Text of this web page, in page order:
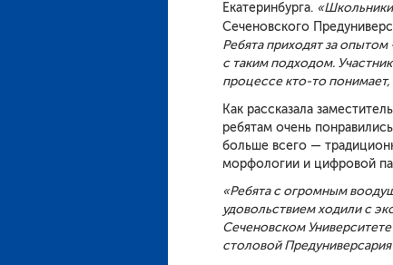
Екатеринбурга. «Школьники
Сеченовского
Ребята приходят за
с таким подходом.
процессе кто-то
Как рассказала
ребятам очень
больше всего —
морфологии и цифровой
«Ребята с огромным
удовольствием ходили с
Сеченовском
столовой